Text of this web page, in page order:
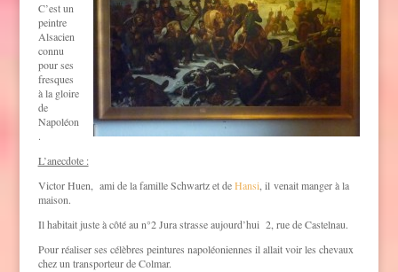
C’est un
peintre
Alsacien
connu
pour ses
fresques
à la gloire
de
Napoléon
.
L’anecdote :
Victor Huen, ami de la famille Schwartz et deHansi, il venait manger à la
maison.
Il habitait juste à côté au n°2 Jura strasse aujourd’hui 2, rue de Castelnau.
Pour réaliser ses célèbres peintures napoléoniennes il allait voir les chevaux
chez un transporteur de Colmar.